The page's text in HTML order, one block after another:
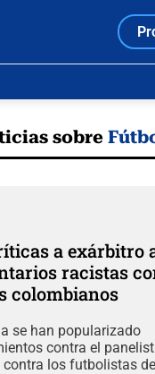
sobre
a exárbitro
racistas
colombianos
se han popularizado
contra el
los futbolistas